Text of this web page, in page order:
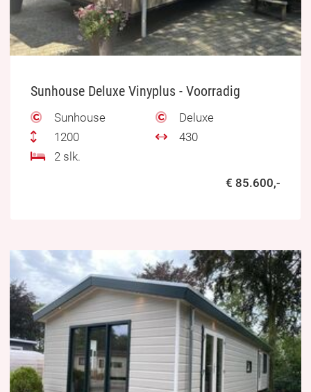
Sunhouse Deluxe Vinyplus - Voorradig
Sunhouse
Deluxe
1200
430
2 slk.
€ 85.600,-